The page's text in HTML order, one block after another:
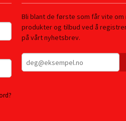
Bli blant de første som får vite om
produkter og tilbud ved å
på vårt nyhetsbrev.